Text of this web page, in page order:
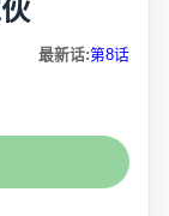
最新话:第8话